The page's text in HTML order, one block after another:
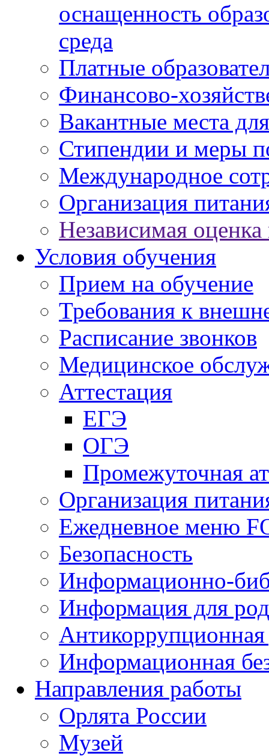
оснащенность
среда
Платные
Финансово-
Вакантные места
Стипендии и меры
Международное
Организация
Независимая оценка
Условия обучения
Прием на обучение
Требования к
Расписание звонков
Медицинское
Аттестация
ЕГЭ
ОГЭ
Промежуточная
Организация
Ежедневное меню
Безопасность
Информационно-
Информация для
Антикоррупционная
Информационная
Направления работы
Орлята России
Музей